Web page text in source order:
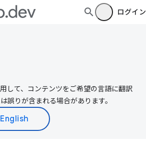
ログイン
して、コンテンツをご希望の言語に翻訳
誤りが含まれる場合があります。